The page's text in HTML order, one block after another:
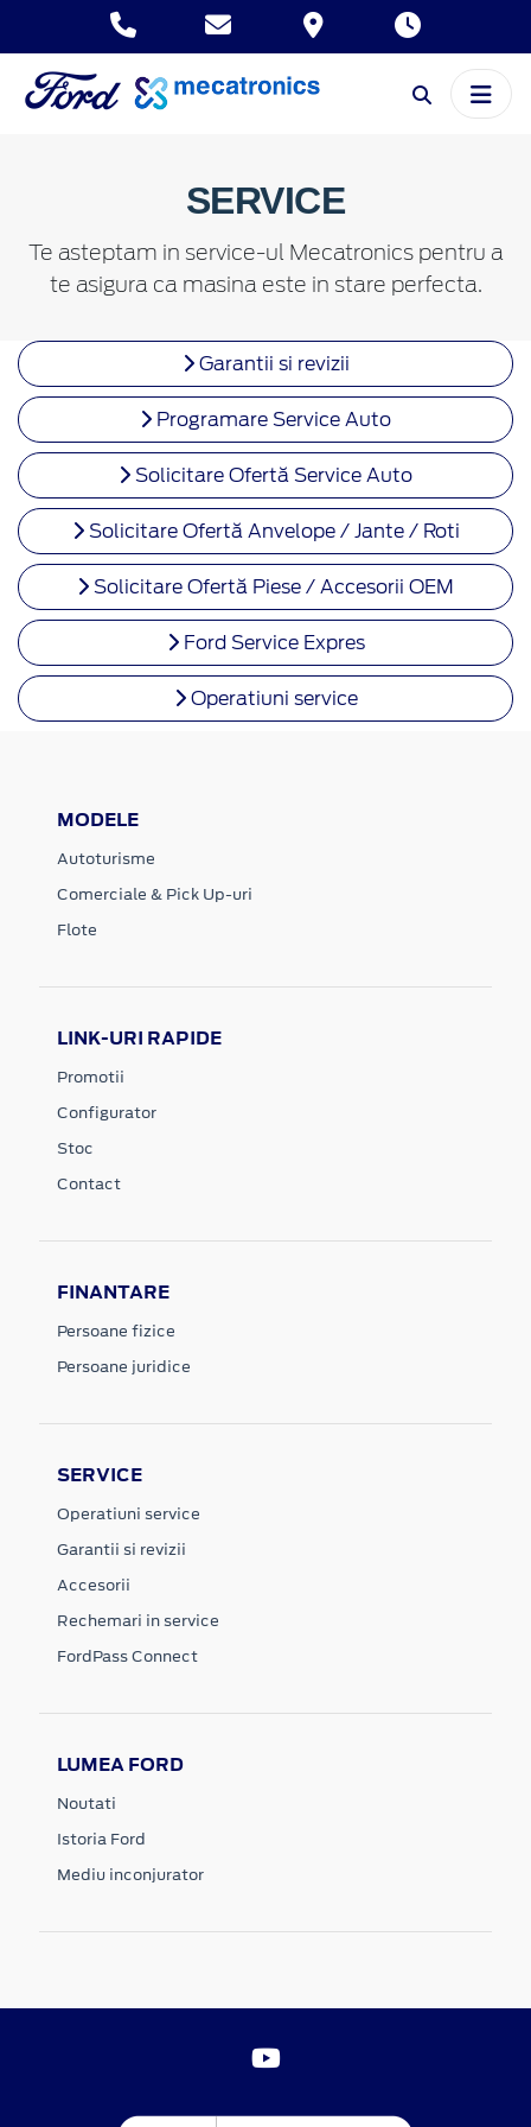
SERVICE
Te asteptam in service-ul Mecatronics pentru a
te asigura ca masina este in stare perfecta.
Garantii si revizii
Programare Service Auto
Solicitare Ofertă Service Auto
Solicitare Ofertă Anvelope / Jante / Roti
Solicitare Ofertă Piese / Accesorii OEM
Ford Service Expres
Operatiuni service
MODELE
Autoturisme
Comerciale & Pick Up-uri
Flote
LINK-URI RAPIDE
Promotii
Configurator
Stoc
Contact
FINANTARE
Persoane fizice
Persoane juridice
SERVICE
Operatiuni service
Garantii si revizii
Accesorii
Rechemari in service
FordPass Connect
LUMEA FORD
Noutati
Istoria Ford
Mediu inconjurator